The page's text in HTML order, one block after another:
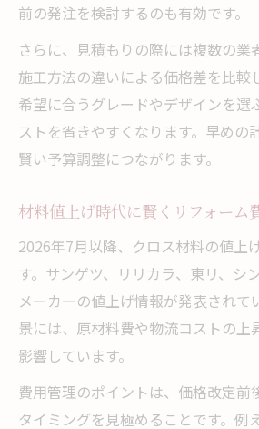
前の発注を検討するのも有効です。
さらに、見積もりの際には複数の業
施工方法の違いによる価格差を比較
希望に合うグレードやデザインを選
ストを省きやすくなります。早めの
賢い予算調整につながります。
材料値上げ時代に賢くリフォーム
2026年7月以降、クロス材料の値上
す。サンゲツ、リリカラ、東リ、シ
メーカーの値上げ情報が発表されて
景には、原材料費や物流コストの上
影響しています。
費用管理のポイントは、価格改定前
タイミングを見極めることです。例